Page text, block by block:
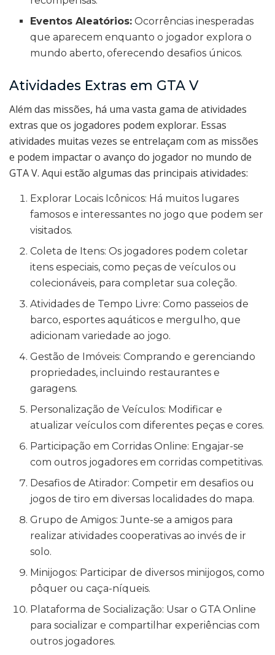
Eventos Aleatórios: Ocorrências inesperadas
que aparecem enquanto o jogador explora o
mundo aberto, oferecendo desafios únicos.
Atividades Extras em GTA V
Além das missões, há uma vasta gama de atividades
extras que os jogadores podem explorar. Essas
atividades muitas vezes se entrelaçam com as missões
e podem impactar o avanço do jogador no mundo de
GTA V. Aqui estão algumas das principais atividades:
Explorar Locais Icônicos: Há muitos lugares
famosos e interessantes no jogo que podem ser
visitados.
Coleta de Itens: Os jogadores podem coletar
itens especiais, como peças de veículos ou
colecionáveis, para completar sua coleção.
Atividades de Tempo Livre: Como passeios de
barco, esportes aquáticos e mergulho, que
adicionam variedade ao jogo.
Gestão de Imóveis: Comprando e gerenciando
propriedades, incluindo restaurantes e
garagens.
Personalização de Veículos: Modificar e
atualizar veículos com diferentes peças e cores.
Participação em Corridas Online: Engajar-se
com outros jogadores em corridas competitivas.
Desafios de Atirador: Competir em desafios ou
jogos de tiro em diversas localidades do mapa.
Grupo de Amigos: Junte-se a amigos para
realizar atividades cooperativas ao invés de ir
solo.
Minijogos: Participar de diversos minijogos, como
pôquer ou caça-níqueis.
Plataforma de Socialização: Usar o GTA Online
para socializar e compartilhar experiências com
outros jogadores.